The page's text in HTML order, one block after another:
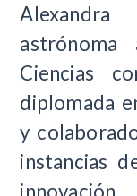
astrónoma
Ciencias
diplomada
y
instancias